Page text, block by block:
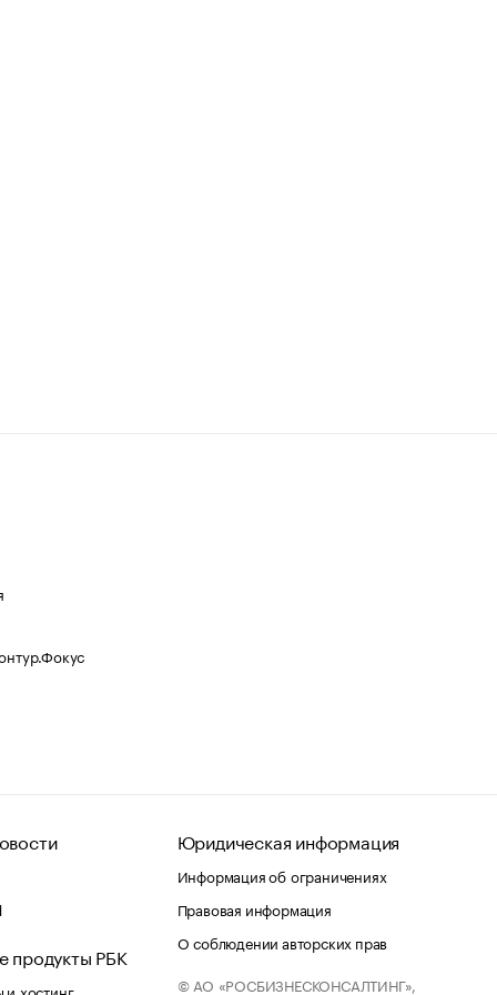
продукты РБК
хостинг
Юридическая информация
Информация об ограничениях
Правовая информация
О соблюдении авторских прав
© АО «РОСБИЗНЕСКОНСАЛТИНГ»,